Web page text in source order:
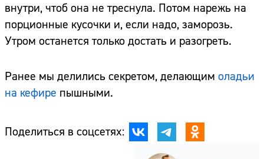
внутри, чтоб она не треснула. Потом нарежь на
порционные кусочки и, если надо, заморозь.
Утром останется только достать и разогреть.
Ранее мы делились секретом, делающим оладьи
на кефире пышными.
Поделиться в соцсетях: